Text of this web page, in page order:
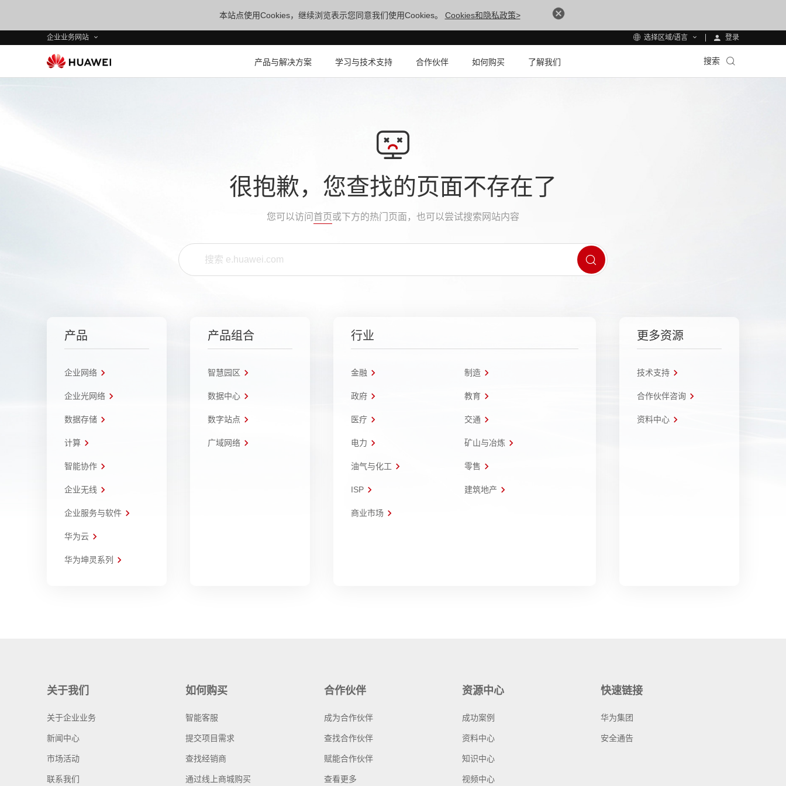
本站点使用Cookies，继续浏览表示您同意我们使用Cookies。 Cookies和隐私政策>
企业业务网站 选择区域/语言 登录
产品与解决方案 学习与技术支持 合作伙伴 如何购买 了解我们 搜索
很抱歉，您查找的页面不存在了
您可以访问 首页或下方的热门页面，也可以尝试搜索网站内容
产品
企业网络
企业光网络
数据存储
计算
智能协作
企业无线
企业服务与软件
华为云
华为坤灵系列
产品组合
智慧园区
数据中心
数字站点
广域网络
行业
金融 制造
政府 教育
医疗 交通
电力 矿山与冶炼
油气与化工 零售
ISP 建筑地产
商业市场
更多资源
技术支持
合作伙伴咨询
资料中心
关于我们
关于企业业务
新闻中心
市场活动
联系我们
如何购买
智能客服
提交项目需求
查找经销商
通过线上商城购买
合作伙伴
成为合作伙伴
查找合作伙伴
赋能合作伙伴
查看更多
资源中心
成功案例
资料中心
知识中心
视频中心
快速链接
华为集团
安全通告